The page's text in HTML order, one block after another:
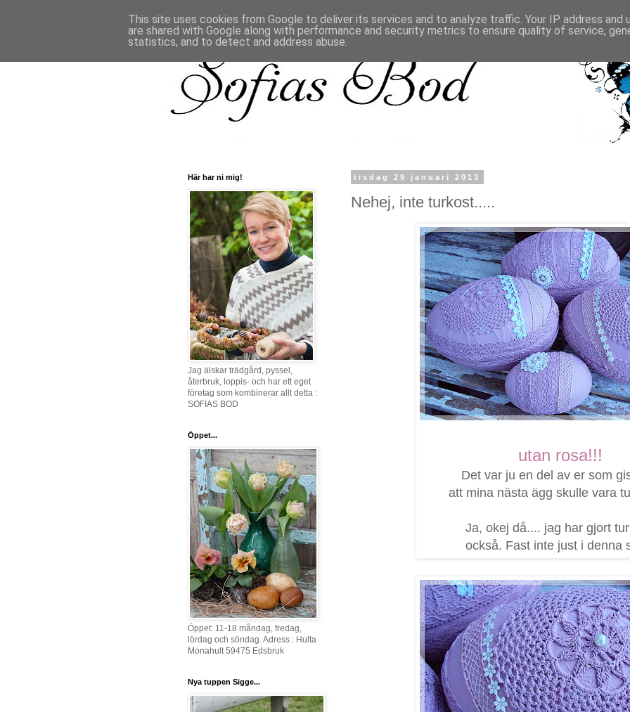
tisdag 29 januari 2013
Nehej, inte turkost.....
utan rosa!!!
Det var ju en del av er som
att mina nästa ägg skulle vara
Ja, okej då.... jag har gjort
också. Fast inte just i denna
Här har ni mig!
Jag älskar trädgård, pyssel,
återbruk, loppis- och har ett eget
företag som kombinerar allt detta :
SOFIAS BOD
Öppet...
Öppet: 11-18 måndag, fredag,
lördag och söndag. Adress : Hulta
Monahult 59475 Edsbruk
Nya tuppen Sigge...
This site uses cookies from Google to deliver its services and to analyze traffic. Your IP address and
are shared with Google along with performance and security metrics to ensure quality of service,
statistics, and to detect and address abuse.